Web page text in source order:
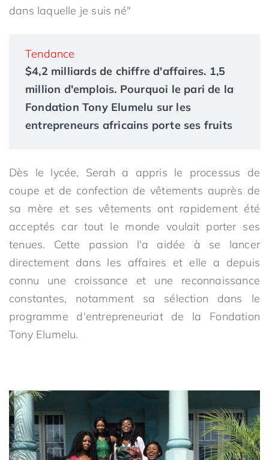
dans laquelle je suis né"
Tendance
$4,2 milliards de chiffre d'affaires. 1,5
million d'emplois. Pourquoi le pari de la
Fondation Tony Elumelu sur les
entrepreneurs africains porte ses fruits
Dès le lycée, Serah a appris le processus de
coupe et de confection de vêtements auprès de
sa mère et ses vêtements ont rapidement été
acceptés car tout le monde voulait porter ses
tenues. Cette passion l'a aidée à se lancer
directement dans les affaires et elle a depuis
connu une croissance et une reconnaissance
constantes, notamment sa sélection dans le
programme d'entrepreneuriat de la Fondation
Tony Elumelu.